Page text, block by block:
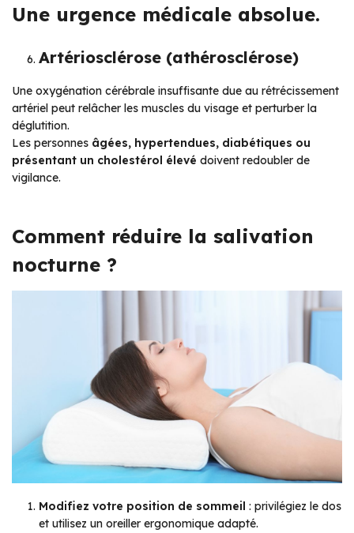
Une urgence médicale absolue.
Artériosclérose (athérosclérose)
Une oxygénation cérébrale insuffisante due au rétrécissement
artériel peut relâcher les muscles du visage et perturber la
déglutition.
Les personnes âgées, hypertendues, diabétiques ou
présentant un cholestérol élevé doivent redoubler de
vigilance.
Comment réduire la salivation
nocturne ?
Modifiez votre position de sommeil : privilégiez le dos
et utilisez un oreiller ergonomique adapté.